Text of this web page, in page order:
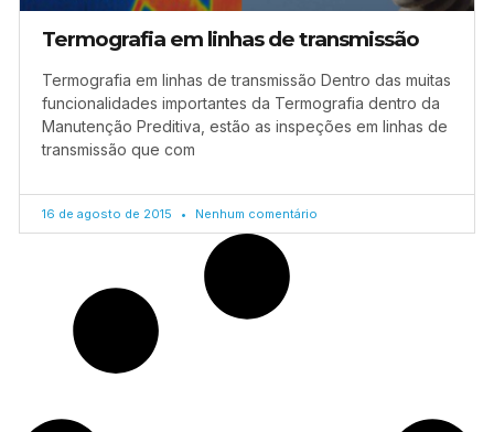
Termografia em linhas de transmissão
Termografia em linhas de transmissão Dentro das muitas
funcionalidades importantes da Termografia dentro da
Manutenção Preditiva, estão as inspeções em linhas de
transmissão que com
16 de agosto de 2015 Nenhum comentário